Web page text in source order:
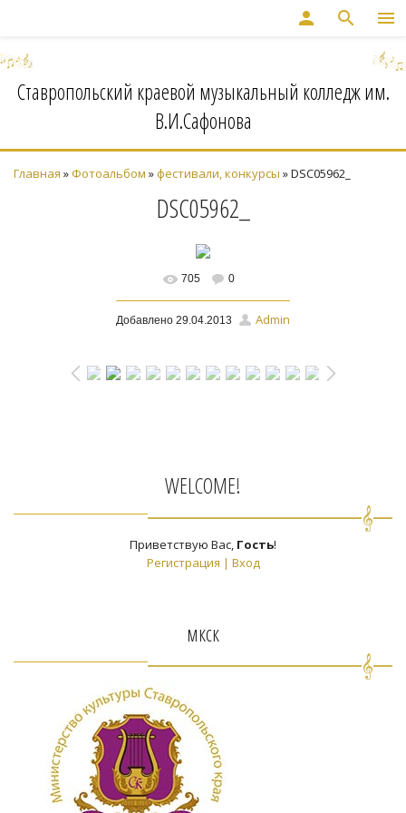
menu
search
person
Ставропольский краевой музыкальный колледж им.
В.И.Сафонова
Главная » Фотоальбом »фестивали, конкурсы » DSC05962_
DSC05962_
В реальном размере
1474x979/ 471.3Kb
705 0
Добавлено 29.04.2013 Admin
WELCOME!
Приветствую Вас, Гость!
Регистрация | Вход
мкск